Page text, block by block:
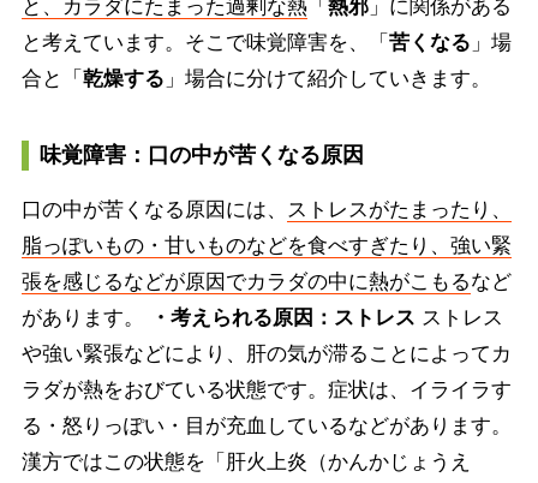
と、カラダにたまった過剰な熱「 熱邪」に関係がある
と考えています。そこで味覚障害を、「 苦くなる 」場
合と「 乾燥する 」場合に分けて紹介していきます。
味覚障害：口の中が苦くなる原因
口の中が苦くなる原因には、 ストレスがたまったり、
脂っぽいもの・甘いものなどを食べすぎたり、強い緊
張を感じるなどが原因でカラダの中に熱がこもるなど
があります。
・考えられる原因：ストレス ストレス
や強い緊張などにより、肝の気が滞ることによってカ
ラダが熱をおびている状態です。症状は、イライラす
る・怒りっぽい・目が充血しているなどがあります。
漢方ではこの状態を「肝火上炎（かんかじょうえ